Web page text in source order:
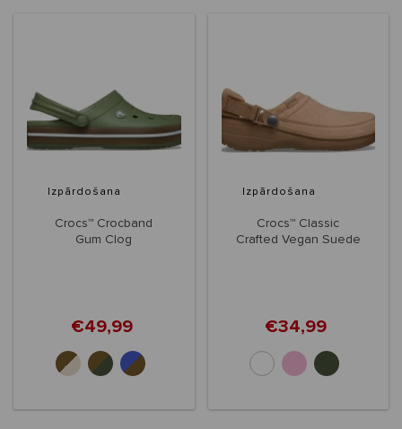
Izpārdošana
Crocs™ Crocband
Gum Clog
€49,99
Izpārdošana
Crocs™ Classic
Crafted Vegan Suede
€34,99